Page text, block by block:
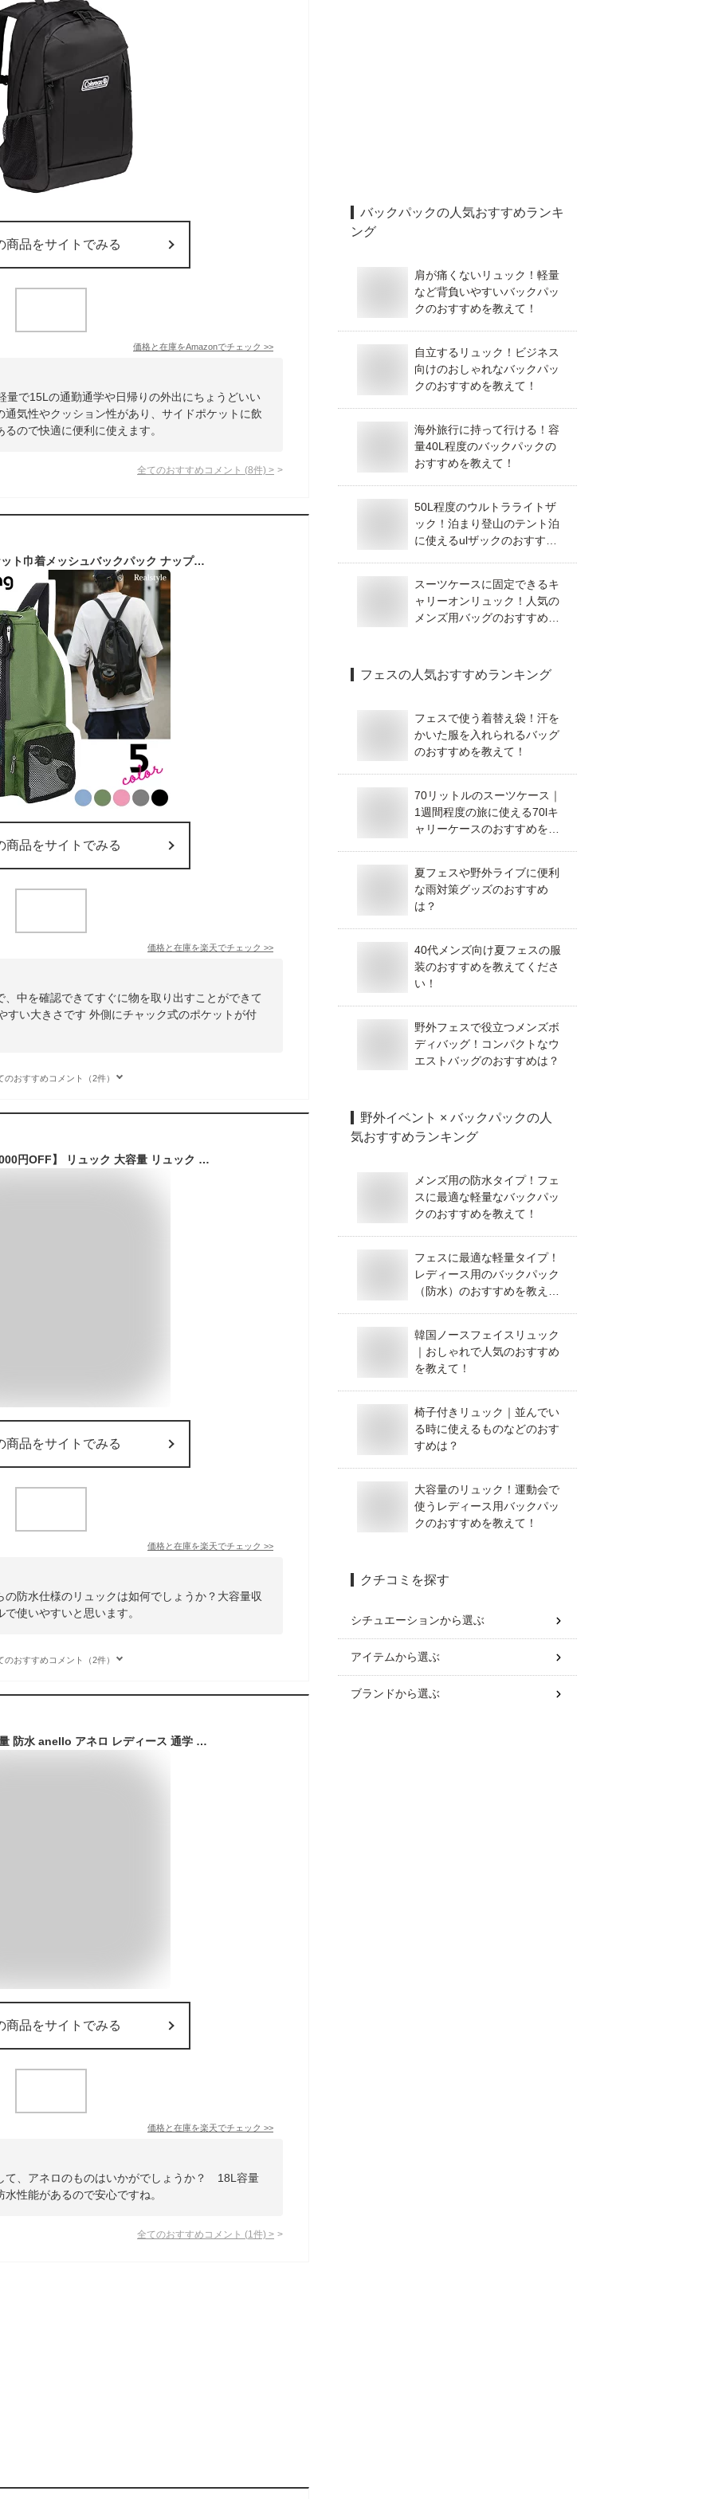
商品をサイトでみる
価格と在庫をAmazonでチェック >>
量で15Lの通勤通学や日帰りの外出にちょうどいい
気性やクッション性があり、サイドポケットに飲
ので快適に便利に使えます。
全てのおすすめコメント (8件) >
大容量20Lマルチポケット巾着メッシュバックパック ナップサック メンズ レディース 大人 リュック リュックサック バックパック メッシュ ナップザック 20L 大容量 大きめ A4 B4 収納 ポケット 軽量 おしゃれ 通勤 通学 スポーツ スパバッグ サウナ ジム フェス メール便
商品をサイトでみる
価格と在庫を楽天でチェック >>
中を確認できてすぐに物を取り出すことができて
すい大きさです 外側にチャック式のポケットが付
のおすすめコメント（2件）
【お得～ポン★最大1000円OFF】 リュック 大容量 リュック レディース メンズ フェス ボディバッグ アウトドアバック 靴が入れられる 撥水 アウトドア リュックサック マザーズリュック ユニセックス 部活 通学 A4 22L kiu キウ 600D バックパック K111 ポイント消化
商品をサイトでみる
価格と在庫を楽天でチェック >>
防水仕様のリュックは如何でしょうか？大容量収
使いやすいと思います。
のおすすめコメント（2件）
リュック メンズ 大容量 防水 anello アネロ レディース 通学 通勤 18L A4 大人 男子 女子 高校生 大学生 旅行 アウトドア ブランド 黒 ブラック グレー ネイビー 撥水 止水ファスナー 1泊 バックパック リュックサック 多機能 キャリーオン パソコン PC 収納 ポケット 多い
商品をサイトでみる
価格と在庫を楽天でチェック >>
て、アネロのものはいかがでしょうか？ 18L容量
性能があるので安心ですね。
全てのおすすめコメント (1 件) >
バックパックの人気おすすめランキ
ング
肩が痛くないリュック！軽量
など背負いやすいバックパッ
クのおすすめを教えて！
自立するリュック！ビジネス
向けのおしゃれなバックパッ
クのおすすめを教えて！
海外旅行に持って行ける！容
量40L程度のバックパックの
おすすめを教えて！
50L程度のウルトラライトザ
ック！泊まり登山のテント泊
に使えるulザックのおすすめ
スーツケースに固定できるキ
ャリーオンリュック！人気の
メンズ用バッグのおすすめを
フェスの人気おすすめランキング
フェスで使う着替え袋！汗を
かいた服を入れられるバッグ
のおすすめを教えて！
70リットルのスーツケース｜
1週間程度の旅に使える70lキ
ャリーケースのおすすめを教
夏フェスや野外ライブに便利
な雨対策グッズのおすすめ
は？
40代メンズ向け夏フェスの服
装のおすすめを教えてくださ
い！
野外フェスで役立つメンズボ
ディバッグ！コンパクトなウ
エストバッグのおすすめは？
野外イベント × バックパックの人
気おすすめランキング
メンズ用の防水タイプ！フェ
スに最適な軽量なバックパッ
クのおすすめを教えて！
フェスに最適な軽量タイプ！
レディース用のバックパック
（防水）のおすすめを教え
韓国ノースフェイスリュック
｜おしゃれで人気のおすすめ
を教えて！
椅子付きリュック｜並んでい
る時に使えるものなどのおす
すめは？
大容量のリュック！運動会で
使うレディース用バックパッ
クのおすすめを教えて！
クチコミを探す
シチュエーションから選ぶ
アイテムから選ぶ
ブランドから選ぶ